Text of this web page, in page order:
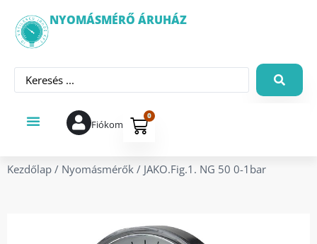
NYOMÁSMÉRŐ ÁRUHÁZ
Fiókom
0
Kezdőlap / Nyomásmérők / JAKO.Fig.1. NG 50 0-1bar